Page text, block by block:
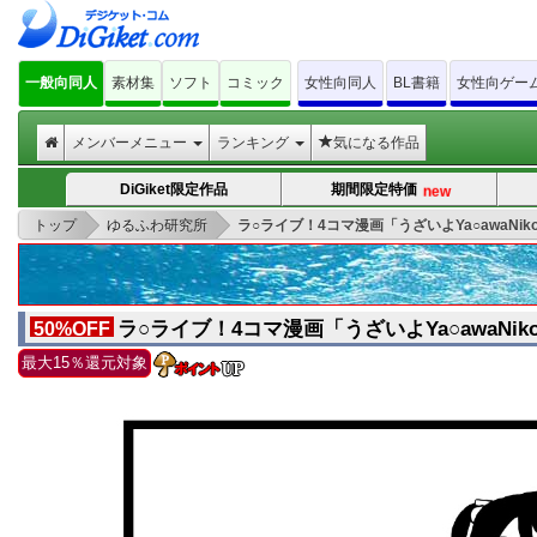
一般向同人 素材集 ソフト コミック 女性向同人 BL書籍 女性向ゲー
メンバーメニュー ランキング 気になる作品
DiGiket限定作品 期間限定特価 new
トップ > ゆるふわ研究所 > ラ○ライブ！4コマ漫画「うざいよ
50%OFF ラ○ライブ！4コマ漫画「うざいよ
最大15％還元対象